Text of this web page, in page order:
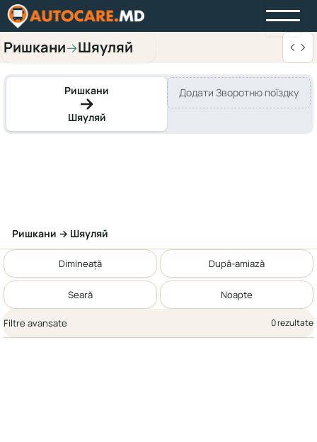
Ришкани→Шяуляй
Ришкани
Шяуляй
Додати Зворотню поїздку
Ришкани → Шяуляй
Dimineață După-amiază
Seară Noapte
Filtre avansate 0 rezultate